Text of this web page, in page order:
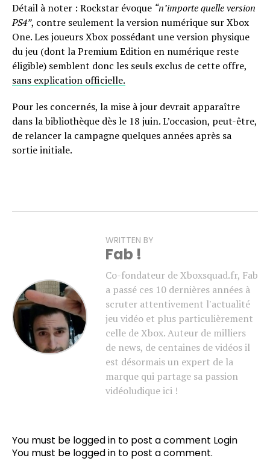
Détail à noter : Rockstar évoque “n’importe quelle version
PS4”, contre seulement la version numérique sur Xbox
One. Les joueurs Xbox possédant une version physique
du jeu (dont la Premium Edition en numérique reste
éligible) semblent donc les seuls exclus de cette offre,
sans explication officielle.
Pour les concernés, la mise à jour devrait apparaître
dans la bibliothèque dès le 18 juin. L’occasion, peut-être,
de relancer la campagne quelques années après sa
sortie initiale.
WRITTEN BY
Fab !
Co-fondateur de Xboxsquad.fr, Fab
a passé ces 10 dernières années à
scruter attentivement l'actualité
jeu vidéo et plus particulièrement
celle de Xbox. Auteur de milliers
de news, de centaines de vidéos il
est désormais un expert de la
marque qui partage sa passion
vidéoludique ici !
You must be logged in to post a comment Login
You must be logged in to post a comment.